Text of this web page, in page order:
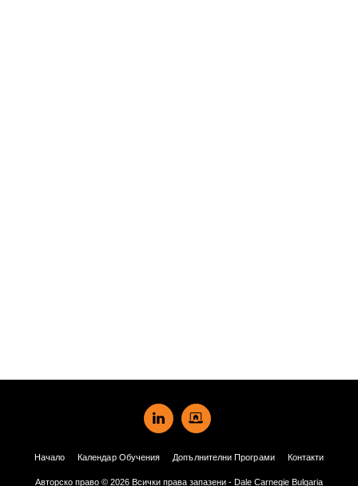
Начало Календар Обучения Допълнителни Програми Контакти
Авторско право © 2026 Всички права запазени - Dale Carnegie Bulgaria